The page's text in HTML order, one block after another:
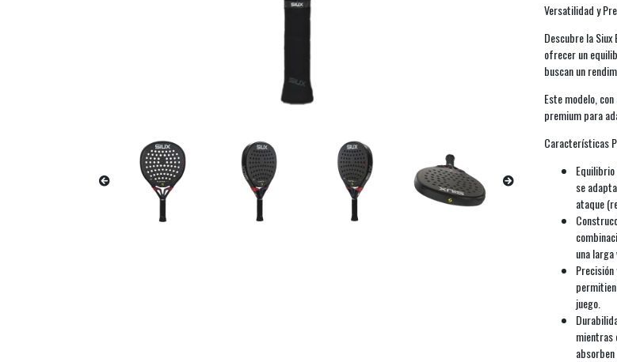
Versatilidad y
Descubre la
ofrecer un
buscan un
Este modelo,
premium para
Características
se
ataque
una
juego.
mientras